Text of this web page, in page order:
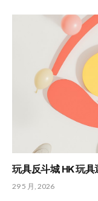
玩具反斗城 HK 玩
29 5 月, 2026